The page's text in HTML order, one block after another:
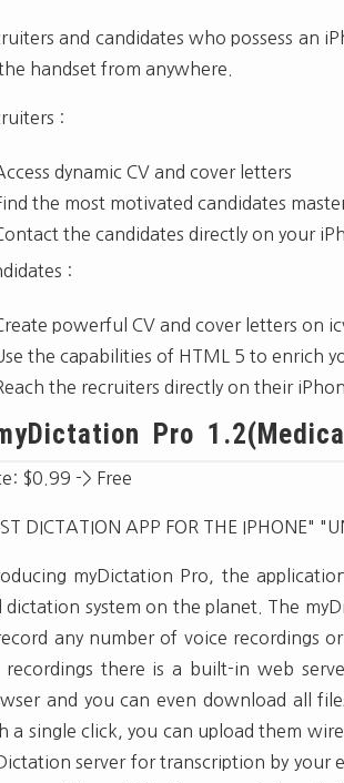
and candidates who possess an
handset from anywhere.
:
dynamic CV and cover letters
the most motivated candidates
the candidates directly on your
:
powerful CV and cover letters on
the capabilities of HTML 5 to enrich
the recruiters directly on their
Pro
$0.99 -> Free
DICTATION APP FOR THE IPHONE"
myDictation Pro, the
dictation system on the planet. The
any number of voice recordings
recordings there is a built-in web
and you can even download all
a single click, you can upload them
server for transcription by